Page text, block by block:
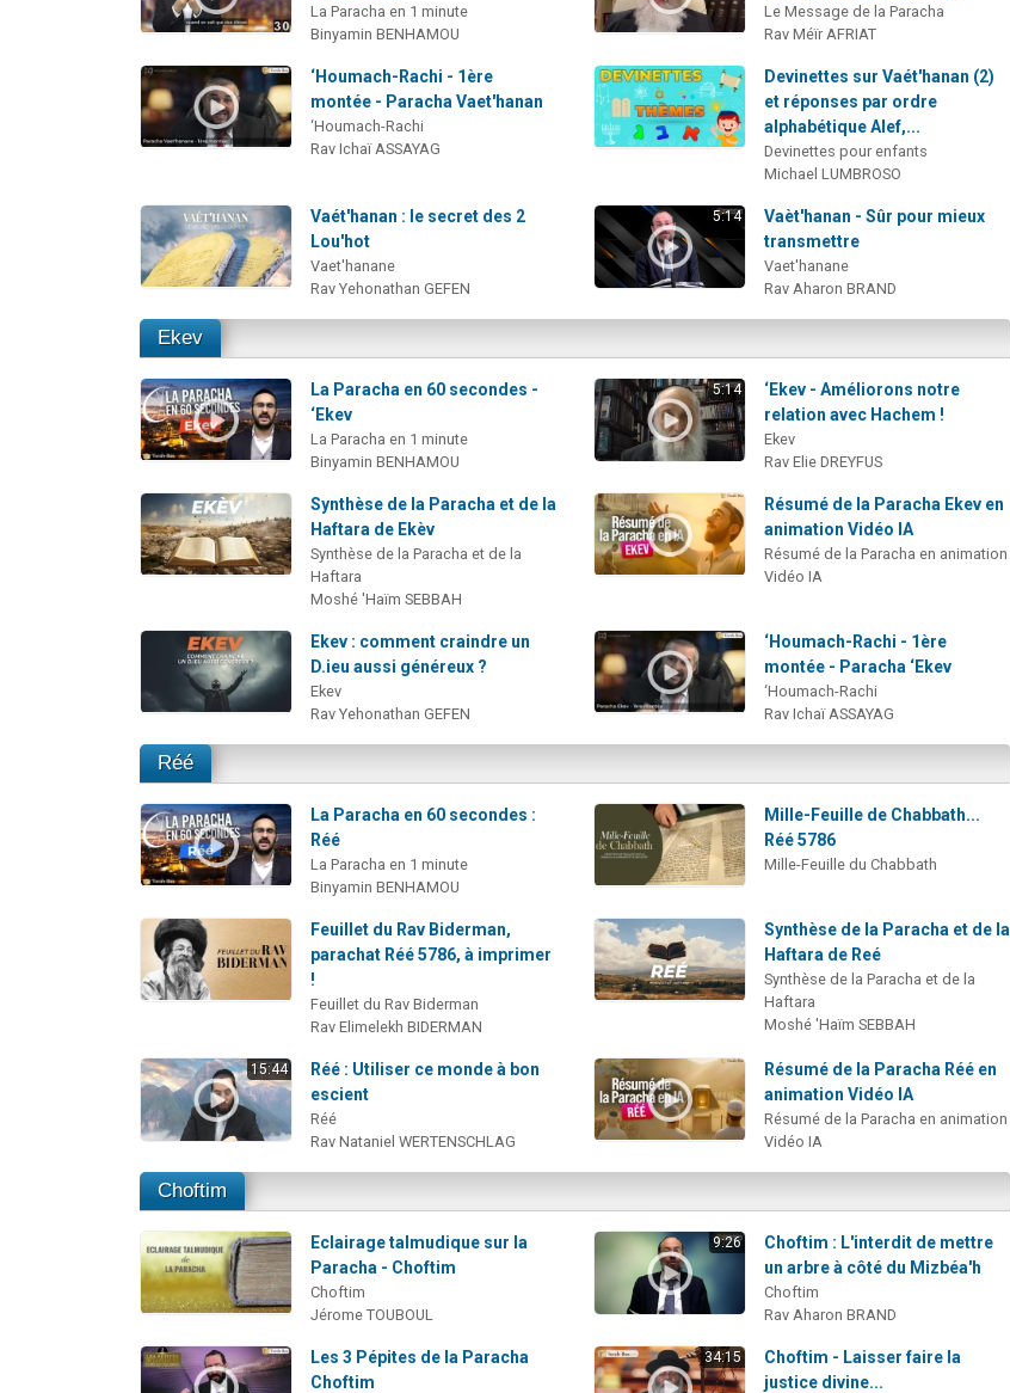
La Paracha en 1 minute
Binyamin BENHAMOU
Le Message de la Paracha
Rav Méïr AFRIAT
‘Houmach-Rachi - 1ère
montée - Paracha Vaet'hanan
‘Houmach-Rachi
Rav Ichaï ASSAYAG
Devinettes sur Vaét'hanan (2)
et réponses par ordre
alphabétique Alef,...
Devinettes pour enfants
Michael LUMBROSO
Vaét'hanan : le secret des 2
Lou'hot
Vaet'hanane
Rav Yehonathan GEFEN
5:14
Vaèt'hanan - Sûr pour mieux
transmettre
Vaet'hanane
Rav Aharon BRAND
Ekev
La Paracha en 60 secondes -
‘Ekev
La Paracha en 1 minute
Binyamin BENHAMOU
5:14
‘Ekev - Améliorons notre
relation avec Hachem !
Ekev
Rav Elie DREYFUS
Synthèse de la Paracha et de la
Haftara de Ekèv
Synthèse de la Paracha et de la
Haftara
Moshé 'Haïm SEBBAH
Résumé de la Paracha Ekev en
animation Vidéo IA
Résumé de la Paracha en animation
Vidéo IA
Ekev : comment craindre un
D.ieu aussi généreux ?
Ekev
Rav Yehonathan GEFEN
‘Houmach-Rachi - 1ère
montée - Paracha ‘Ekev
‘Houmach-Rachi
Rav Ichaï ASSAYAG
Réé
La Paracha en 60 secondes :
Réé
La Paracha en 1 minute
Binyamin BENHAMOU
Mille-Feuille de Chabbath...
Réé 5786
Mille-Feuille du Chabbath
Feuillet du Rav Biderman,
parachat Réé 5786, à imprimer
!
Feuillet du Rav Biderman
Rav Elimelekh BIDERMAN
Synthèse de la Paracha et de la
Haftara de Reé
Synthèse de la Paracha et de la
Haftara
Moshé 'Haïm SEBBAH
15:44
Réé : Utiliser ce monde à bon
escient
Réé
Rav Nataniel WERTENSCHLAG
Résumé de la Paracha Réé en
animation Vidéo IA
Résumé de la Paracha en animation
Vidéo IA
Choftim
Eclairage talmudique sur la
Paracha - Choftim
Choftim
Jérome TOUBOUL
9:26
Choftim : L'interdit de mettre
un arbre à côté du Mizbéa'h
Choftim
Rav Aharon BRAND
Les 3 Pépites de la Paracha
Choftim
34:15
Choftim - Laisser faire la
justice divine...